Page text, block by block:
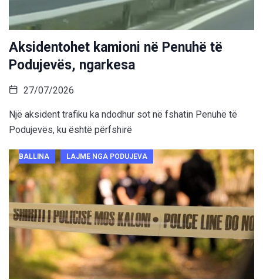
Aksidentohet kamioni në Penuhë të
Podujevës, ngarkesa
27/07/2026
Një aksident trafiku ka ndodhur sot në fshatin Penuhë të
Podujevës, ku është përfshirë
BALLINA LAJME NGA PODUJEVA